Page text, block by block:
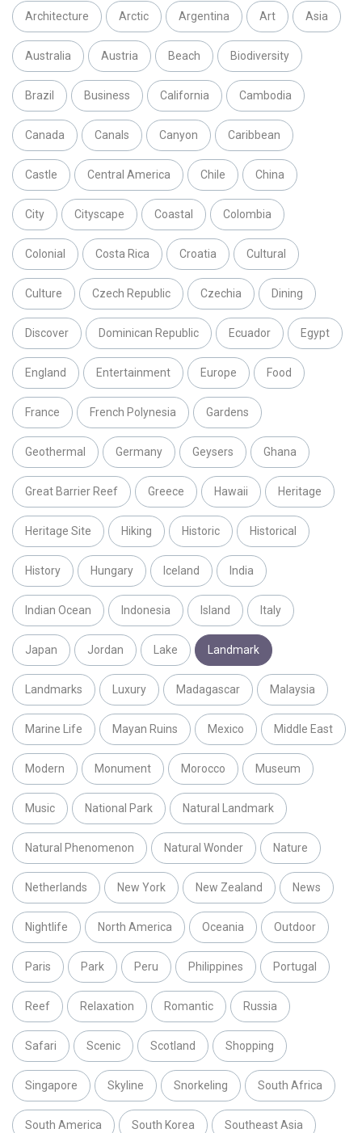
Architecture Arctic Argentina Art Asia
Australia Austria Beach Biodiversity
Brazil Business California Cambodia
Canada Canals Canyon Caribbean
Castle Central America Chile China
City Cityscape Coastal Colombia
Colonial Costa Rica Croatia Cultural
Culture Czech Republic Czechia Dining
Discover Dominican Republic Ecuador Egypt
England Entertainment Europe Food
France French Polynesia Gardens
Geothermal Germany Geysers Ghana
Great Barrier Reef Greece Hawaii Heritage
Heritage Site Hiking Historic Historical
History Hungary Iceland India
Indian Ocean Indonesia Island Italy
Japan Jordan Lake Landmark
Landmarks Luxury Madagascar Malaysia
Marine Life Mayan Ruins Mexico Middle East
Modern Monument Morocco Museum
Music National Park Natural Landmark
Natural Phenomenon Natural Wonder Nature
Netherlands New York New Zealand News
Nightlife North America Oceania Outdoor
Paris Park Peru Philippines Portugal
Reef Relaxation Romantic Russia
Safari Scenic Scotland Shopping
Singapore Skyline Snorkeling South Africa
South America South Korea Southeast Asia